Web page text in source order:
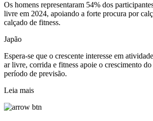
Os homens representaram 54% dos
livre em 2024, apoiando a forte procura por
calçado de fitness.
Japão
Espera-se que o crescente interesse em
ar livre, corrida e fitness apoie o crescimento
período de previsão.
Leia mais